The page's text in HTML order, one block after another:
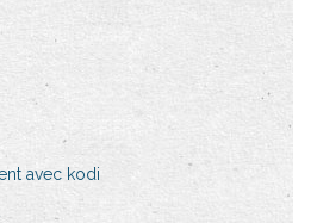
avec kodi